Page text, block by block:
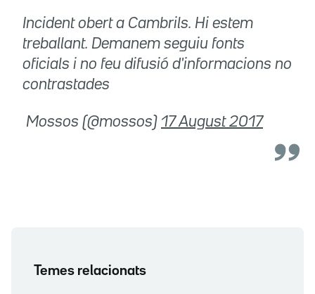
Incident obert a Cambrils. Hi estem
treballant. Demanem seguiu fonts
oficials i no feu difusió d'informacions no
contrastades
 Mossos (@mossos) 17 August 2017
Temes relacionats